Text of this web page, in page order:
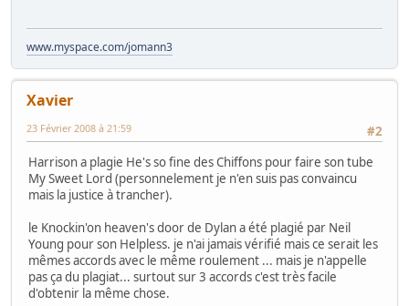
www.myspace.com/jomann3
Xavier
#2
23 Février 2008 à 21:59
Harrison a plagie He's so fine des Chiffons pour faire son tube
My Sweet Lord (personnelement je n'en suis pas convaincu
mais la justice à trancher).
le Knockin'on heaven's door de Dylan a été plagié par Neil
Young pour son Helpless. je n'ai jamais vérifié mais ce serait les
mêmes accords avec le même roulement ... mais je n'appelle
pas ça du plagiat... surtout sur 3 accords c'est très facile
d'obtenir la même chose.